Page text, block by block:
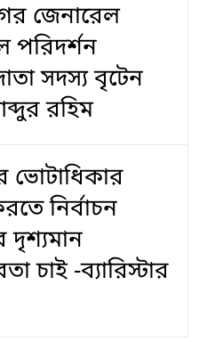
জেনারেল
পরিদর্শন
সদস্য বৃটেন
রহিম
ভোটাধিকার
নির্বাচন
দৃশ‍্যমান
চাই -ব্যারিস্টার